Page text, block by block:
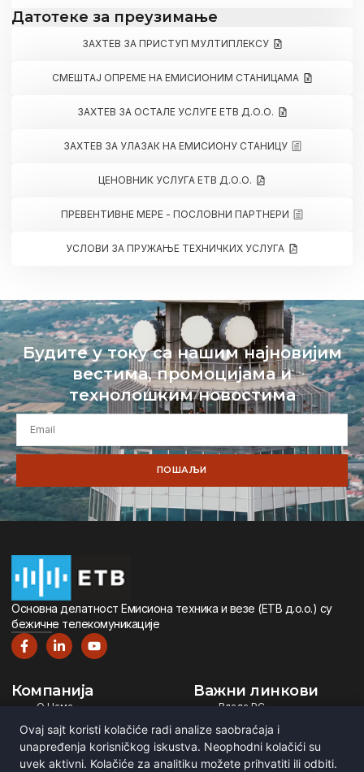
Датотеке за преузимање
ЗАХТЕВ ЗА ПРИСТУП МУЛТИПЛЕКСУ
СМЕШТАЈ ОПРЕМЕ НА ЕМИСИОНИМ СТАНИЦАМА
ЗАХТЕВ ЗА ОСТАЛЕ УСЛУГЕ ЕТВ Д.О.О.
ЗАХТЕВ ЗА УЛАЗАК НА ЕМИСИОНУ СТАНИЦУ
ЦЕНОВНИК УСЛУГА ЕТВ Д.О.О.
ПРЕВЕНТИВНЕ МЕРЕ - ПОСЛОВНИ ПАРТНЕРИ
УСЛОВИ ЗА ПРУЖАЊЕ ТЕХНИЧКИХ УСЛУГА
Будите у току са нашим најновијим
вестима, промоцијама и
технолошким новостима
ПОШАЉИ
Oсновна дeлатност Eмисиона тeхника и вeзe (ETВ д.о.о.) су
бeжичнe тeлeкомуникацијe
Компанија
О Нама
Дигитална Телевизија
Дигитални Радио
Емитовање Програма
Важни линкови
Влада РС
Министарство ИТ
РЕМ
Рател
Ovaj sajt koristi kolačiće radi analize saobraćaja i
unapređenja korisničkog iskustva. Neophodni kolačići su
uvek aktivni. Kolačiće za analitiku možete prihvatiti ili odbiti.